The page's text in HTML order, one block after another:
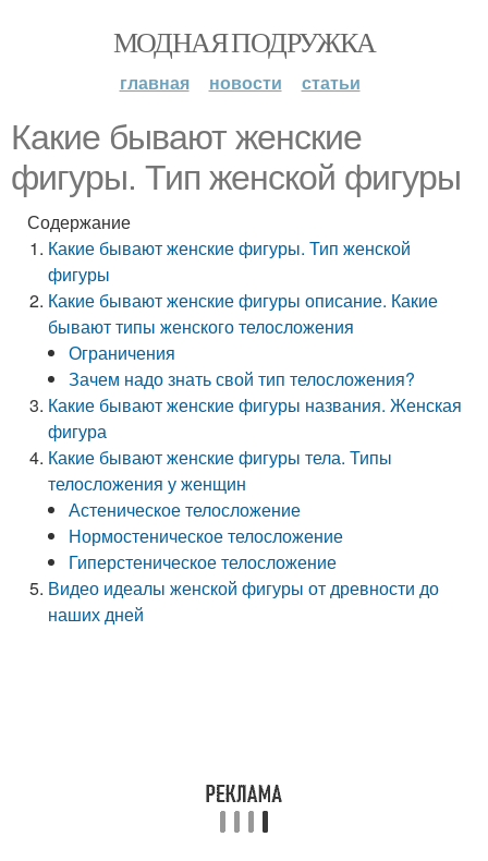
МОДНАЯ ПОДРУЖКА
главная новости статьи
Какие бывают женские
фигуры. Тип женской фигуры
Содержание
Какие бывают женские фигуры. Тип женской
фигуры
Какие бывают женские фигуры описание. Какие
бывают типы женского телосложения
Ограничения
Зачем надо знать свой тип телосложения?
Какие бывают женские фигуры названия. Женская
фигура
Какие бывают женские фигуры тела. Типы
телосложения у женщин
Астеническое телосложение
Нормостеническое телосложение
Гиперстеническое телосложение
Видео идеалы женской фигуры от древности до
наших дней